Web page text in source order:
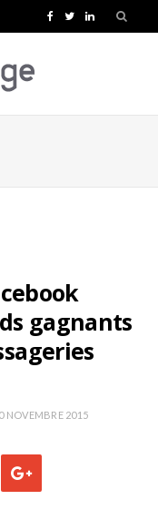
e
T
t
L
k
gagnants
NOVEMBRE 2015